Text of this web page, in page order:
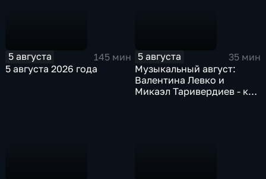
5 августа
145 мин
5 августа 2026 года
5 августа
35 мин
Музыкальный август:
Валентина Левко и
Микаэл Таривердиев - как